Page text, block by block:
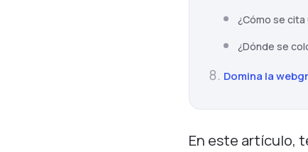
¿Cómo se cita
¿Dónde se
Domina la
En este artículo,